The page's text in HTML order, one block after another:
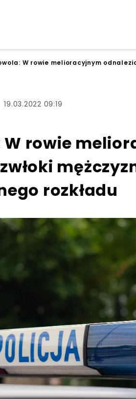
W rowie melioracyjnym
19.03.2022 09:19
rowie
rozkładu